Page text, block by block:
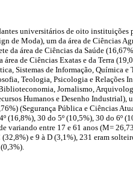
universitários de oito
de Moda), um da área de Ciências
da área de Ciências da Saúde
de Ciências Exatas e da Terra
Sistemas de Informação, Química
Teologia, Psicologia e Relações
Jornalismo,
Humanos e Desenho Industrial),
(Segurança Pública e Ciências
(16,8%), 30 do 5º (10,5%), 30 do 6º
variando entre 17 e 61 anos (M=
e 9 à D (3,1%), 231 eram